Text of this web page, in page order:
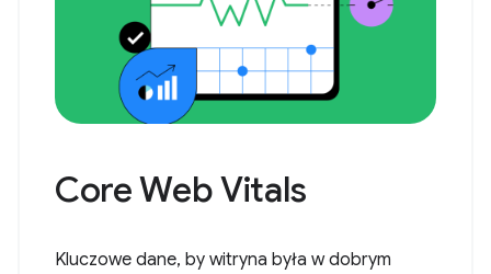
Core Web Vitals
Kluczowe dane, by witryna była w dobrym